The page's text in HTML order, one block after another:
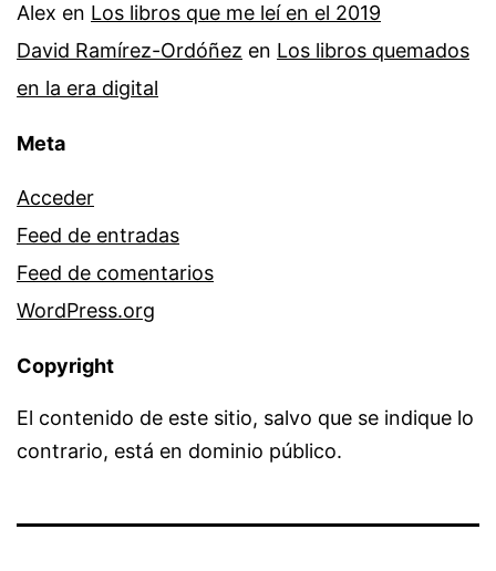
Alex en Los libros que me leí en el 2019
David Ramírez-Ordóñez en Los libros quemados
en la era digital
Meta
Acceder
Feed de entradas
Feed de comentarios
WordPress.org
Copyright
El contenido de este sitio, salvo que se indique lo
contrario, está en dominio público.